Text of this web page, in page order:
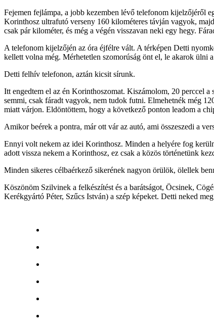
Fejemen fejlámpa, a jobb kezemben lévő telefonom kijelzőjéről
Korinthosz ultrafutó verseny 160 kilométeres távján vagyok,
csak pár kilométer, és még a végén visszavan neki egy hegy.
A telefonom kijelzőjén az óra éjfélre vált. A térképen Detti
kellett volna még. Mérhetetlen szomorúság önt el, le akarok ülni
Detti felhív telefonon, aztán kicsit sírunk.
Itt engedtem el az én Korinthoszomat. Kiszámolom, 20 perccel
semmi, csak fáradt vagyok, nem tudok futni. Elmehetnék még
miatt várjon. Eldöntöttem, hogy a következő ponton leadom a
Amikor beérek a pontra, már ott vár az autó, ami összeszedi a
Ennyi volt nekem az idei Korinthosz. Minden a helyére fog
adott vissza nekem a Korinthosz, ez csak a közös történetünk
Minden sikeres célbaérkező sikerének nagyon örülök, ölellek
Köszönöm Szilvinek a felkészítést és a barátságot, Öcsinek,
Kerékgyártó Péter, Szűcs István) a szép képeket. Detti neked